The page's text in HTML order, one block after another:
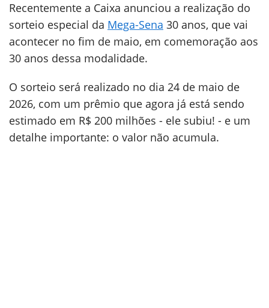
Recentemente a Caixa anunciou a realização do
sorteio especial da Mega-Sena 30 anos, que vai
acontecer no fim de maio, em comemoração aos
30 anos dessa modalidade.
O sorteio será realizado no dia 24 de maio de
2026, com um prêmio que agora já está sendo
estimado em R$ 200 milhões - ele subiu! - e um
detalhe importante: o valor não acumula.